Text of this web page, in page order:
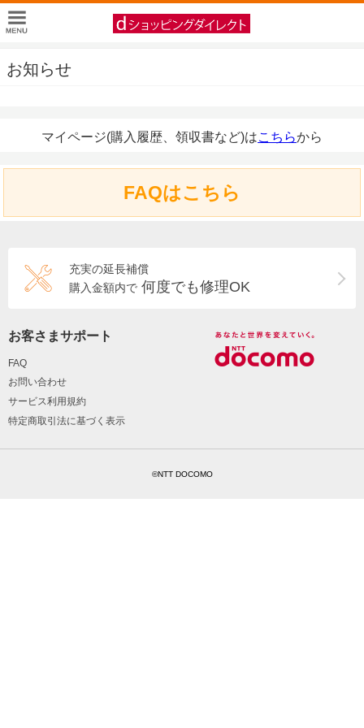
お知らせ
マイページ(購入履歴、領収書など)はこちらから
FAQはこちら
充実の延長補償
購入金額内で 何度でも修理OK
お客さまサポート
FAQ
お問い合わせ
サービス利用規約
特定商取引法に基づく表示
©NTT DOCOMO